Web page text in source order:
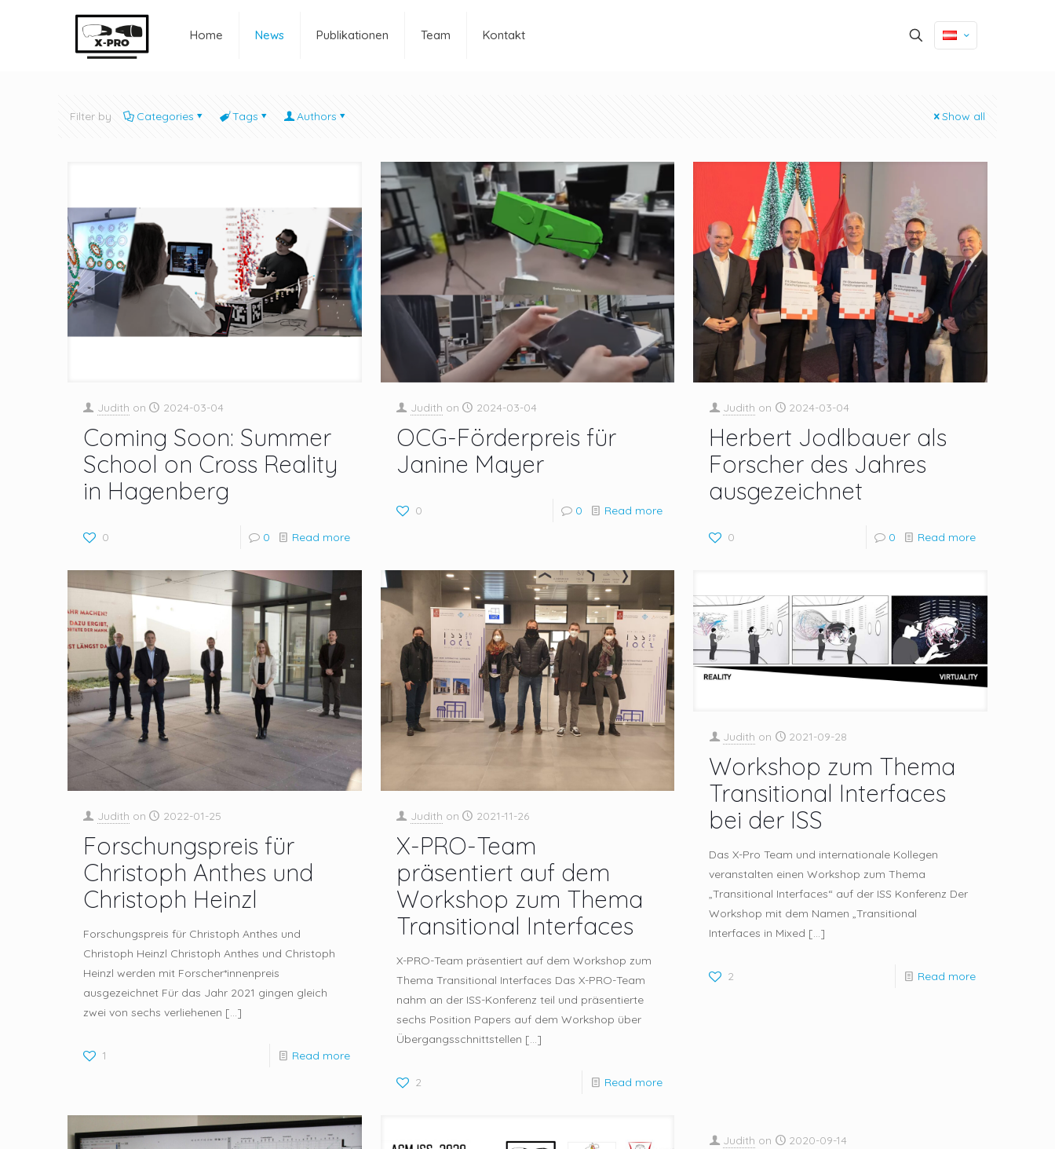
Home News Publikationen Team Kontakt
Filter by Categories Tags Authors Show all
Judith on 2024-03-04
Coming Soon: Summer
School on Cross Reality
in Hagenberg
0 0 Read more
Judith on 2024-03-04
OCG-Förderpreis für
Janine Mayer
0 0 Read more
Judith on 2024-03-04
Herbert Jodlbauer als
Forscher des Jahres
ausgezeichnet
0 0 Read more
Judith on 2022-01-25
Forschungspreis für
Christoph Anthes und
Christoph Heinzl
Forschungspreis für Christoph Anthes und
Christoph Heinzl Christoph Anthes und Christoph
Heinzl werden mit Forscher*innenpreis
ausgezeichnet Für das Jahr 2021 gingen gleich
zwei von sechs verliehenen […]
1 Read more
Judith on 2021-11-26
X-PRO-Team
präsentiert auf dem
Workshop zum Thema
Transitional Interfaces
X-PRO-Team präsentiert auf dem Workshop zum
Thema Transitional Interfaces Das X-PRO-Team
nahm an der ISS-Konferenz teil und präsentierte
sechs Position Papers auf dem Workshop über
Übergangsschnittstellen […]
2 Read more
Judith on 2021-09-28
Workshop zum Thema
Transitional Interfaces
bei der ISS
Das X-Pro Team und internationale Kollegen
veranstalten einen Workshop zum Thema
„Transitional Interfaces“ auf der ISS Konferenz Der
Workshop mit dem Namen „Transitional
Interfaces in Mixed […]
2 Read more
Judith on 2020-09-14